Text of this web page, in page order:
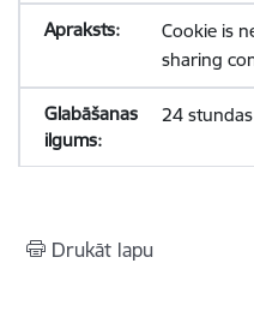
Cookie is
sharing
24 stundas
Drukāt lapu